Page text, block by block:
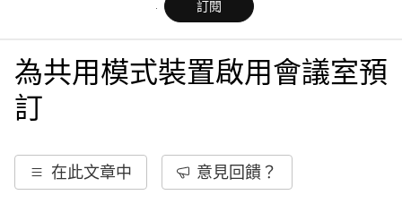
訂閱
為共用模式裝置啟用會議室預
訂
在此文章中 意見回饋？